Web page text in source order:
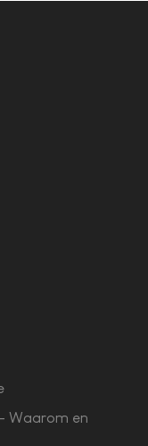
Waarom en